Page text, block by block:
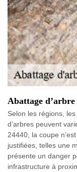
Abattage
Selon les régions,
d’arbres peuvent
24440, la coupe
justifiées, telles une
présente un danger
infrastructure à